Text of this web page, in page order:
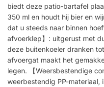
biedt deze patio-bartafel
350 ml en houdt hij bier en
dat u steeds naar binnen
afvoerklep】: uitgerust met
deze buitenkoeler dranken
afvoergat maakt het
legen. 【Weersbestendige
weerbestendig PP-materiaal,